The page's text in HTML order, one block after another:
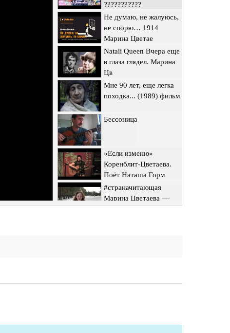
???????????
Не думаю, не жалуюсь,
не спорю… 1914
Марина Цветае
Natali Queen Вчера еще
в глаза глядел. Марина
Цв
Мне 90 лет, еще легка
походка... (1989) фильм
Бессоница
«Если изменю»
Коренблит-Цветаева.
Поёт Наташа Горм
#страначитающая
Марина Цветаева —